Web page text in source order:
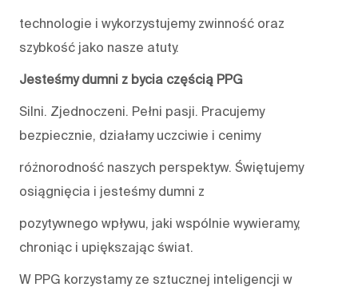
technologie i wykorzystujemy zwinność oraz
szybkość jako nasze atuty.
Jesteśmy dumni z bycia częścią PPG
Silni. Zjednoczeni. Pełni pasji. Pracujemy
bezpiecznie, działamy uczciwie i cenimy
różnorodność naszych perspektyw. Świętujemy
osiągnięcia i jesteśmy dumni z
pozytywnego wpływu, jaki wspólnie wywieramy,
chroniąc i upiększając świat.
W PPG korzystamy ze sztucznej inteligencji w